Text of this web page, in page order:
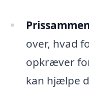
over, hvad
opkræver
kan hjælpe